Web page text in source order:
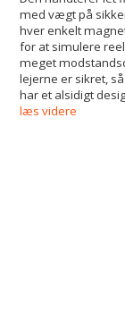
med vægt på
hver enkelt
for at simulere
meget
lejerne er sikret,
har et alsidigt
læs videre